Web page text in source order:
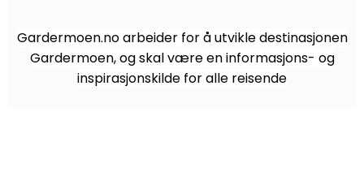
Gardermoen.no arbeider for å utvikle destinasjonen
Gardermoen, og skal være en informasjons- og
inspirasjonskilde for alle reisende